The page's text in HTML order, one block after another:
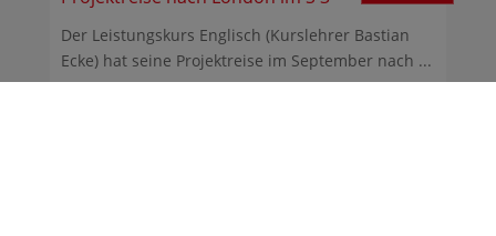
Der Leistungskurs Englisch (Kurslehrer Bastian
Ecke) hat seine Projektreise im September nach ...